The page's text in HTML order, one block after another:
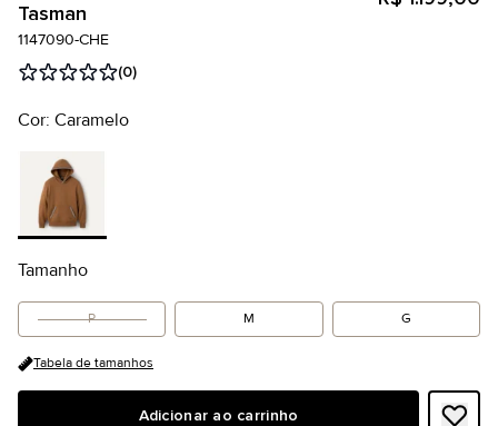
Tasman
1147090-CHE
(0)
Cor: Caramelo
Tamanho
P M G
Tabela de tamanhos
Adicionar ao carrinho